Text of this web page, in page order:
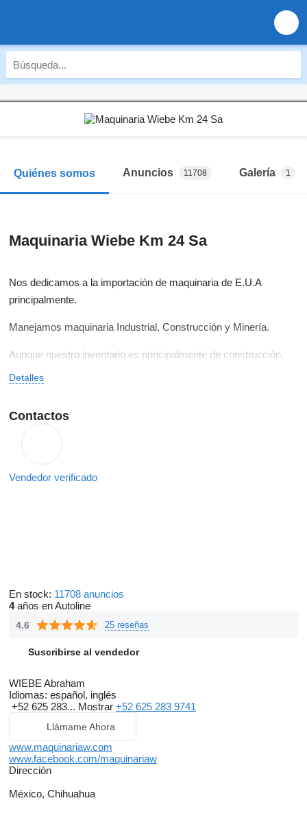
Quiénes somos Anuncios 11708 Galería 1
Maquinaria Wiebe Km 24 Sa
Nos dedicamos a la importación de maquinaria de E.U.A
principalmente.
Manejamos maquinaria Industrial, Construcción y Minería.
Aunque nuestro inventario es principalmente de construcción,
manejamos amplia variedad a precios competitivos
Detalles
Contactos
Vendedor verificado
En stock: 11708 anuncios
4años en Autoline
4.6 25 reseñas
Suscribirse al vendedor
WIEBE Abraham
Idiomas: español, inglés
+52 625 283... Mostrar +52 625 283 9741
Llámame Ahora
www.maquinariaw.com
www.facebook.com/maquinariaw
Dirección
México, Chihuahua